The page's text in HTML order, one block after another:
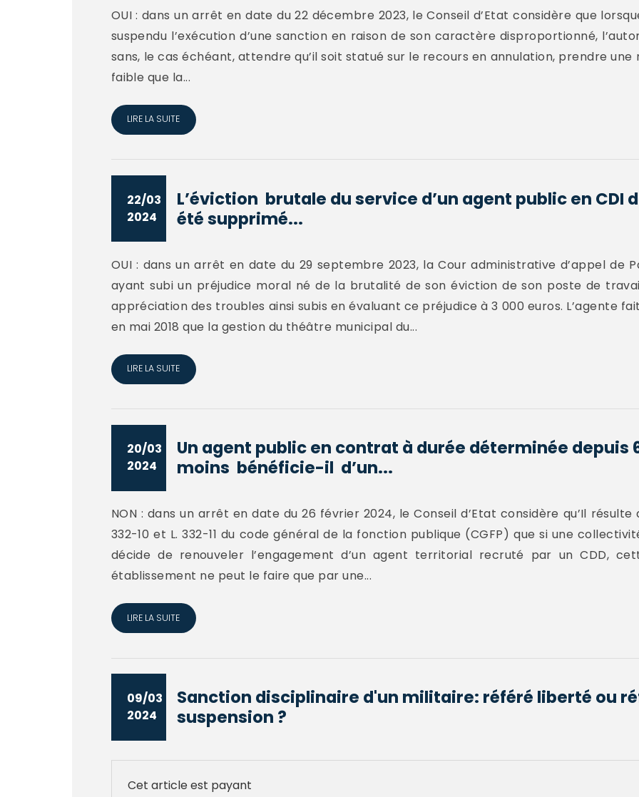
OUI : dans un arrêt en date du 22 décembre 2023, le Conseil d’Etat considère que
suspendu l’exécution d’une sanction en raison de son caractère disproportionné,
sans, le cas échéant, attendre qu’il soit statué sur le recours en annulation, prendre une
faible que la...
LIRE LA SUITE
22/03
2024
L’éviction brutale du service d’un agent public en CDI
été supprimé...
OUI : dans un arrêt en date du 29 septembre 2023, la Cour administrative d’appel de
ayant subi un préjudice moral né de la brutalité de son éviction de son poste de
appréciation des troubles ainsi subis en évaluant ce préjudice à 3 000 euros. L’agente
en mai 2018 que la gestion du théâtre municipal du...
LIRE LA SUITE
20/03
2024
Un agent public en contrat à durée déterminée depuis
moins bénéficie-il d’un...
NON : dans un arrêt en date du 26 février 2024, le Conseil d’Etat considère qu’Il résulte
332-10 et L. 332-11 du code général de la fonction publique (CGFP) que si une
décide de renouveler l’engagement d’un agent territorial recruté par un CDD,
établissement ne peut le faire que par une...
LIRE LA SUITE
09/03
2024
Sanction disciplinaire d'un militaire: référé liberté ou
suspension ?
Cet article est payant